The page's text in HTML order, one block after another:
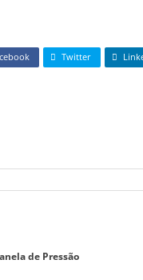
Twitter
de Pressão